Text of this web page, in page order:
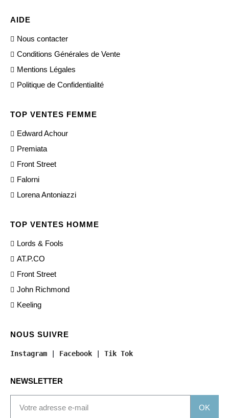
AIDE
Nous contacter
Conditions Générales de Vente
Mentions Légales
Politique de Confidentialité
TOP VENTES FEMME
Edward Achour
Premiata
Front Street
Falorni
Lorena Antoniazzi
TOP VENTES HOMME
Lords & Fools
AT.P.CO
Front Street
John Richmond
Keeling
NOUS SUIVRE
Instagram Facebook Tik Tok
NEWSLETTER
OK